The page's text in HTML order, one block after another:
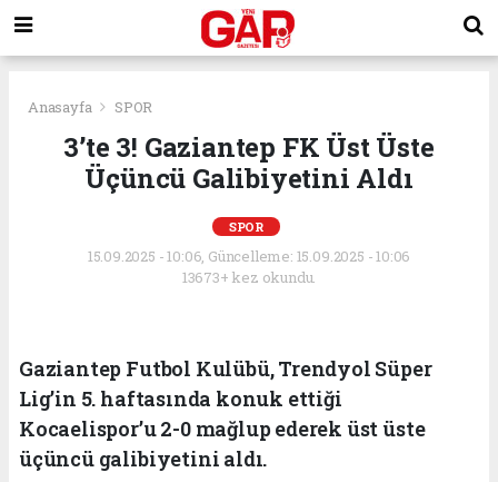
Anasayfa SPOR
3’te 3! Gaziantep FK Üst Üste
Üçüncü Galibiyetini Aldı
SPOR
15.09.2025 - 10:06, Güncelleme: 15.09.2025 - 10:06
13673+ kez okundu.
Gaziantep Futbol Kulübü, Trendyol Süper
Lig’in 5. haftasında konuk ettiği
Kocaelispor’u 2-0 mağlup ederek üst üste
üçüncü galibiyetini aldı.